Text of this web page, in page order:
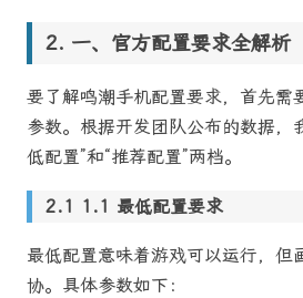
一、官方配置要求全解析
要了解鸣潮手机配置要求，首先需
参数。根据开发团队公布的数据，
低配置”和“推荐配置”两档。
1.1 最低配置要求
最低配置意味着游戏可以运行，但
协。具体参数如下：